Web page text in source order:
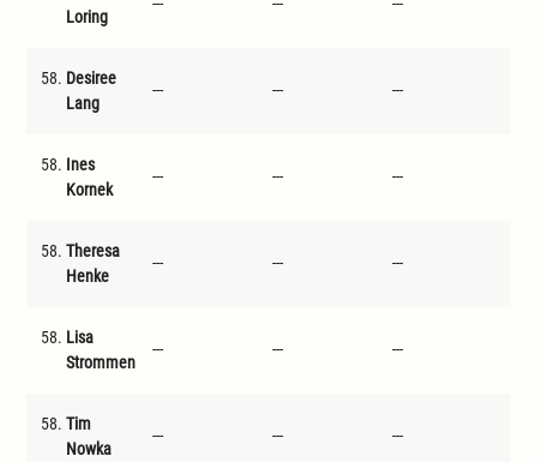
Loring
58. Desiree
Lang
--- --- ---
58. Ines
Kornek
--- --- ---
58. Theresa
Henke
--- --- ---
58. Lisa
Strommen
--- --- ---
58. Tim
Nowka
--- --- ---